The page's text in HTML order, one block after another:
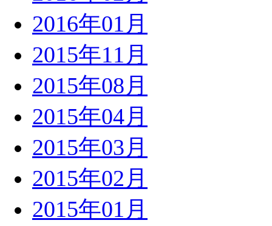
2016年01月
2015年11月
2015年08月
2015年04月
2015年03月
2015年02月
2015年01月